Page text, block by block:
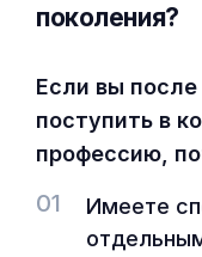
поколения?
Если вы
поступить в
профессию,
01
Имеете